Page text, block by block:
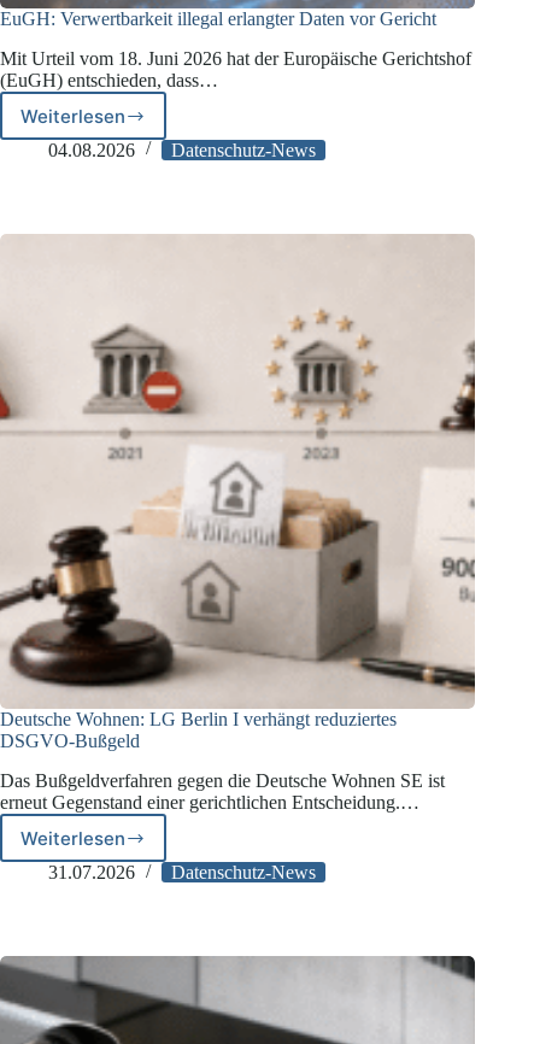
EuGH: Verwertbarkeit illegal erlangter Daten vor Gericht
Mit Urteil vom 18. Juni 2026 hat der Europäische Gerichtshof
(EuGH) entschieden, dass…
Weiterlesen
EuGH:
Verwertbarkeit
vor
04.08.2026 Datenschutz-News
Deutsche Wohnen: LG Berlin I verhängt reduziertes
DSGVO-Bußgeld
Das Bußgeldverfahren gegen die Deutsche Wohnen SE ist
erneut Gegenstand einer gerichtlichen Entscheidung.…
Weiterlesen
Deutsche
Wohnen:
verhängt
reduziertes
DSGVO-
Bußgeld
31.07.2026 Datenschutz-News